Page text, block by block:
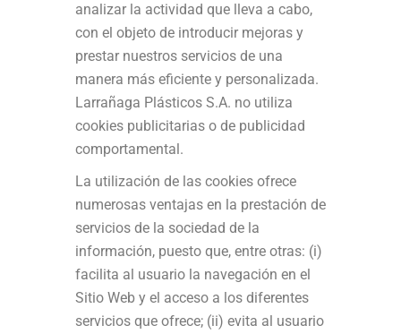
analizar la actividad que lleva a cabo,
con el objeto de introducir mejoras y
prestar nuestros servicios de una
manera más eficiente y personalizada.
Larrañaga Plásticos S.A. no utiliza
cookies publicitarias o de publicidad
comportamental.
La utilización de las cookies ofrece
numerosas ventajas en la prestación de
servicios de la sociedad de la
información, puesto que, entre otras: (i)
facilita al usuario la navegación en el
Sitio Web y el acceso a los diferentes
servicios que ofrece; (ii) evita al usuario